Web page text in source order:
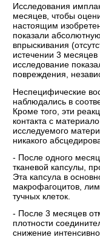
Исследования
месяцев, чтобы
настоящим
показали
впрыскивания
истечении 3 месяцев
исследование
повреждения,
Неспецифические
наблюдались в
Кроме того, эти
контакта с
исследуемого
никакого
- После одного
тканевой капсулы,
Эта капсула в
макрофагоцитов,
тучных клеток.
- После 3 месяцев
плотности
снижение